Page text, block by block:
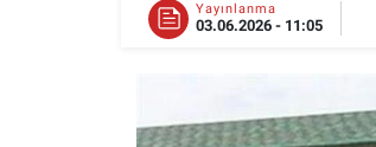
Yayınlanma
03.06.2026 - 11:05
TEKNOLOJİ
Son Dakika Haberleri